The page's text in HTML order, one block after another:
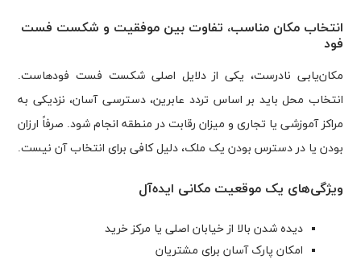
انتخاب مکان مناسب، تفاوت بین موفقیت و شکست فست
فود
مکان‌یابی نادرست، یکی از دلایل اصلی شکست فست فودهاست.
انتخاب محل باید بر اساس تردد عابرین، دسترسی آسان، نزدیکی به
مراکز آموزشی یا تجاری و میزان رقابت در منطقه انجام شود. صرفاً ارزان
بودن یا در دسترس بودن یک ملک، دلیل کافی برای انتخاب آن نیست.
ویژگی‌های یک موقعیت مکانی ایده‌آل
دیده شدن بالا از خیابان اصلی یا مرکز خرید
امکان پارک آسان برای مشتریان